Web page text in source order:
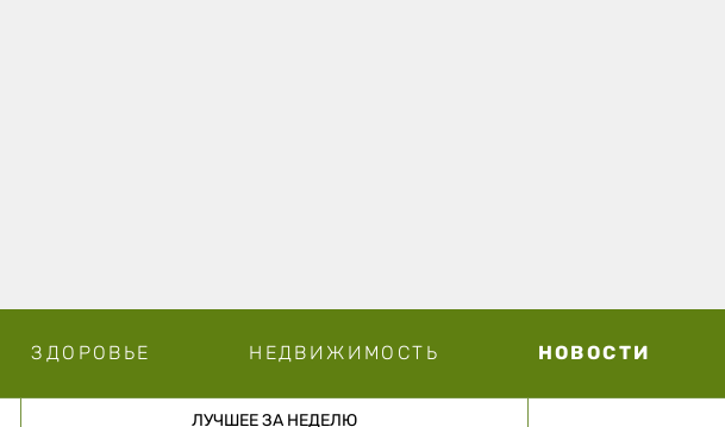
ЗДОРОВЬЕ НЕДВИЖИМОСТЬ НОВОСТИ
ЛУЧШЕЕ ЗА НЕДЕЛЮ